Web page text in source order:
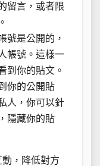
留言，或者限
號是公開的，
帳號。這樣一
到你的貼文。
你的公開貼
人，你可以針
隱藏你的貼
，降低對方